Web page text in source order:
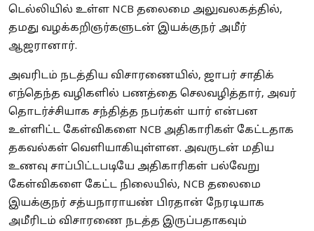
டெல்லியில் உள்ள NCB தலைமை அலுவலகத்தில்,
தமது வழக்கறிஞர்களுடன் இயக்குநர் அமீர்
ஆஜரானார்.
அவரிடம் நடத்திய விசாரணையில், ஜாபர் சாதிக்
எந்தெந்த வழிகளில் பணத்தை செலவழித்தார், அவர்
தொடர்ச்சியாக சந்தித்த நபர்கள் யார் என்பன
உள்ளிட்ட கேள்விகளை NCB அதிகாரிகள் கேட்டதாக
தகவல்கள் வெளியாகியுள்ளன. அவருடன் மதிய
உணவு சாப்பிட்டபடியே அதிகாரிகள் பல்வேறு
கேள்விகளை கேட்ட நிலையில், NCB தலைமை
இயக்குநர் சத்யநாராயண் பிரதான் நேரடியாக
அமீரிடம் விசாரணை நடத்த இருப்பதாகவும்